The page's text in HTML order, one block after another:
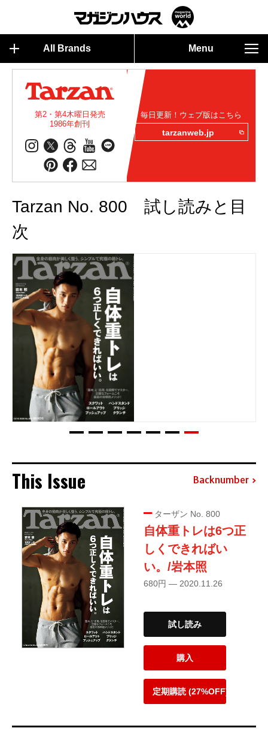
All Brands Menu
第2・第4木曜日発売
1986年創刊
毎日更新！ウェブ版はこちら
tarzanweb.jp
Tarzan No. 800 試し読みと目
次
This Issue Backnumber
ターザン No. 800
自体重トレは6つ正
しくできればい
い。/岩本照
680円 — 2020.11.26
試し読み
購入
定期購読 (27%OFF)